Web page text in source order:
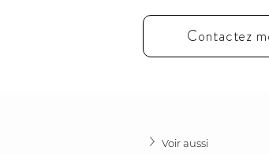
Contactez
Voir aussi